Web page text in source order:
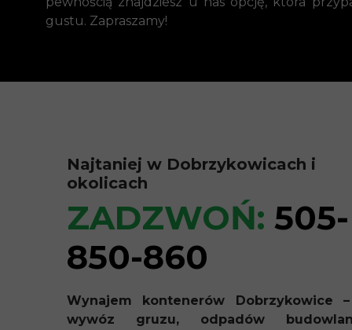
gustu. Zapraszamy!
Wynajem kontenerów Dobrzykowice
wywóz gruzu, odpadów
ZADZWOŃ: 505-
850-860
Najtaniej w Dobrzykowicach i
okolicach